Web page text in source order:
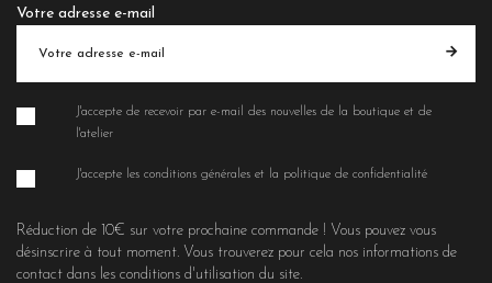
Votre adresse e-mail
J'accepte de recevoir par e-mail des nouvelles de la boutique et de
l'atelier
J'accepte les conditions générales et la politique de confidentialité
Réduction de 10€ sur votre prochaine commande ! Vous pouvez vous
désinscrire à tout moment. Vous trouverez pour cela nos informations de
contact dans les conditions d'utilisation du site.